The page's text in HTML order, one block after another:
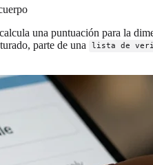
una puntuación para la
parte de una
lista de